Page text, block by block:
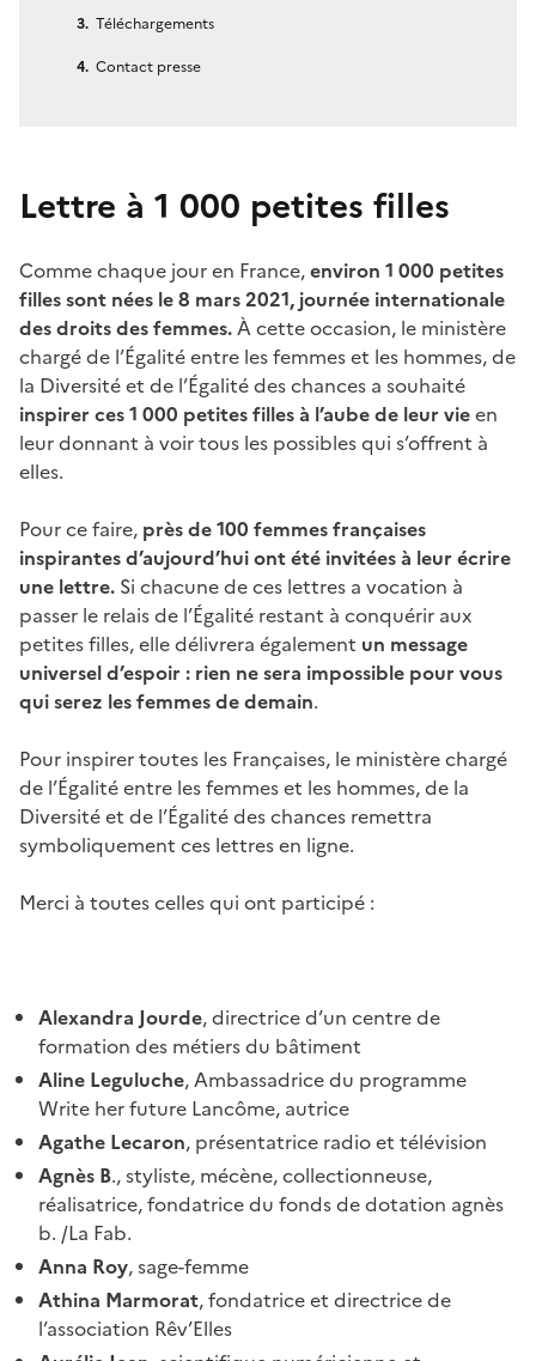
Téléchargements
Contact presse
Lettre à 1 000 petites filles
Comme chaque jour en France,environ 1 000 petites
filles sont nées le 8 mars 2021, journée internationale
des droits des femmes.À cette occasion, le ministère
chargé de l’Égalité entre les femmes et les hommes, de
la Diversité et de l’Égalité des chances a souhaité
inspirer ces 1 000 petites filles à l’aube de leur vieen
leur donnant à voir tous les possibles qui s’offrent à
elles.
Pour ce faire, près de 100 femmes françaises
inspirantes d’aujourd’hui ont été invitées à leur écrire
une lettre. Si chacune de ces lettres a vocation à
passer le relais de l’Égalité restant à conquérir aux
petites filles, elle délivrera également un message
universel d’espoir : rien ne sera impossible pour vous
qui serez les femmes de demain.
Pour inspirer toutes les Françaises, le ministère chargé
de l’Égalité entre les femmes et les hommes, de la
Diversité et de l’Égalité des chances remettra
symboliquement ces lettres en ligne.
Merci à toutes celles qui ont participé :
Alexandra Jourde, directrice d’un centre de
formation des métiers du bâtiment
Aline Leguluche, Ambassadrice du programme
Write her future Lancôme, autrice
Agathe Lecaron, présentatrice radio et télévision
Agnès B., styliste, mécène, collectionneuse,
réalisatrice, fondatrice du fonds de dotation agnès
b. /La Fab.
Anna Roy, sage-femme
Athina Marmorat, fondatrice et directrice de
l’association Rêv’Elles